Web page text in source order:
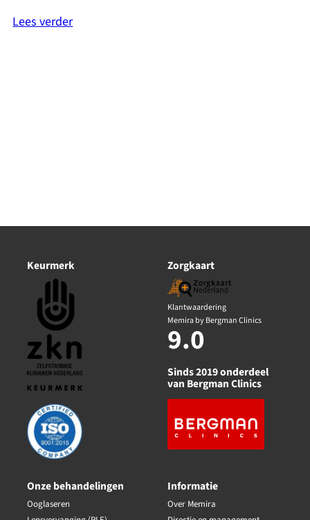
Lees verder
Keurmerk Zorgkaart
Klantwaardering
Memira by Bergman Clinics
9.0
Sinds 2019 onderdeel
van Bergman Clinics
Onze behandelingen
Ooglaseren
Informatie
Over Memira